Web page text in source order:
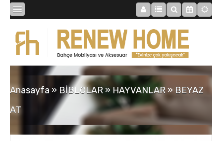
BİBLOLAR
MOBİLYALAR
Anasayfa » BİBLOLAR»HAYVANLAR » BEYAZ
AT